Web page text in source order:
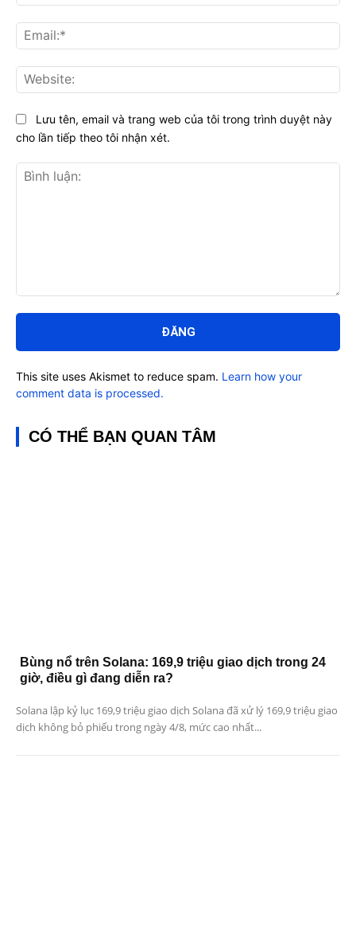
luận:
Lưu tên, email và trang web của tôi trong trình duyệt này
cho lần tiếp theo tôi nhận xét.
This site uses Akismet to reduce spam. Learn how your
comment data is processed.
CÓ THỂ BẠN QUAN TÂM
Bùng nổ trên Solana: 169,9 triệu giao dịch trong 24
giờ, điều gì đang diễn ra?
Solana lập kỷ lục 169,9 triệu giao dịch Solana đã xử lý 169,9 triệu giao
dịch không bỏ phiếu trong ngày 4/8, mức cao nhất...